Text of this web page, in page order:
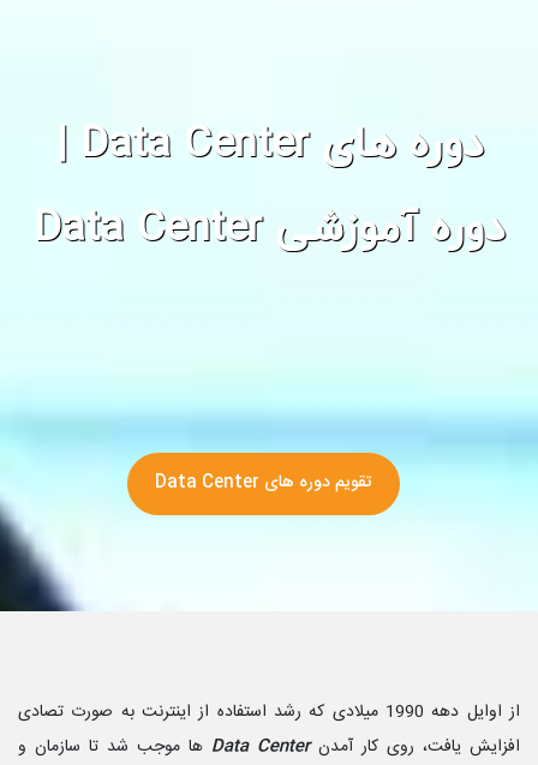
دوره های Data Center |
دوره آموزشی Data Center
تقویم دوره های Data Center
از اوایل دهه 1990 میلادی که رشد استفاده از اینترنت به صورت تصادی
افزایش یافت، روی کار آمدنData Center ها موجب شد تا سازمان و